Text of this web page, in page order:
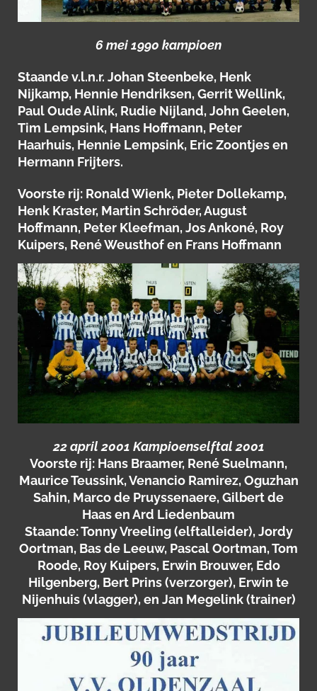
6 mei 1990 kampioen
Staande v.l.n.r. Johan Steenbeke, Henk
Nijkamp, Hennie Hendriksen, Gerrit Wellink,
Paul Oude Alink, Rudie Nijland, John Geelen,
Tim Lempsink, Hans Hoffmann, Peter
Haarhuis, Hennie Lempsink, Eric Zoontjes en
Hermann Frijters.
Voorste rij: Ronald Wienk, Pieter Dollekamp,
Henk Kraster, Martin Schröder, August
Hoffmann, Peter Kleefman, Jos Ankoné, Roy
Kuipers, René Weusthof en Frans Hoffmann
22 april 2001 Kampioenselftal 2001
Voorste rij: Hans Braamer, René Suelmann,
Maurice Teussink, Venancio Ramirez, Oguzhan
Sahin, Marco de Pruyssenaere, Gilbert de
Haas en Ard Liedenbaum
Staande: Tonny Vreeling (elftalleider), Jordy
Oortman, Bas de Leeuw, Pascal Oortman, Tom
Roode, Roy Kuipers, Erwin Brouwer, Edo
Hilgenberg, Bert Prins (verzorger), Erwin te
Nijenhuis (vlagger), en Jan Megelink (trainer)